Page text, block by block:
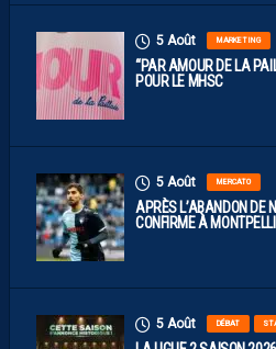
5 Août MARKETING
“PAR AMOUR DE LA
POUR LE MHSC
5 Août MERCATO
APRÈS L’ABANDON DE
CONFIRME À
5 Août DÉBAT